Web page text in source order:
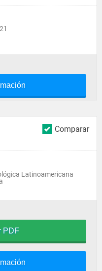
Comparar
Latinoamericana
PDF